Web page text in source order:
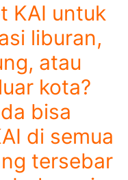
KAI untuk
liburan,
atau
kota?
bisa
di semua
tersebar